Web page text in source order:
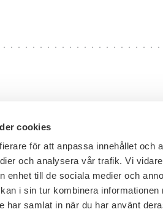
cookies
för att anpassa innehållet och
och analysera vår trafik. Vi
enhet till de sociala medier och
i sin tur kombinera
har samlat in när du har använt
Telefon växel: 08 -
E-post:
Postadress: Box